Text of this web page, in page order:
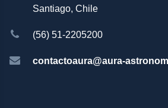
Santiago, Chile
(56) 51-2205200
contactoaura@aura-